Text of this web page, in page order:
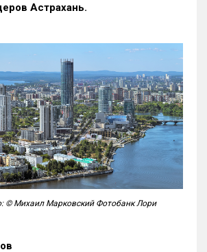
Астрахань.
© Михаил Марковский Фотобанк Лори